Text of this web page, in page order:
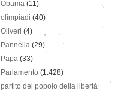
Obama (11)
olimpiadi (40)
Oliveri (4)
Pannella (29)
Papa (33)
Parlamento (1.428)
partito del popolo della libertà